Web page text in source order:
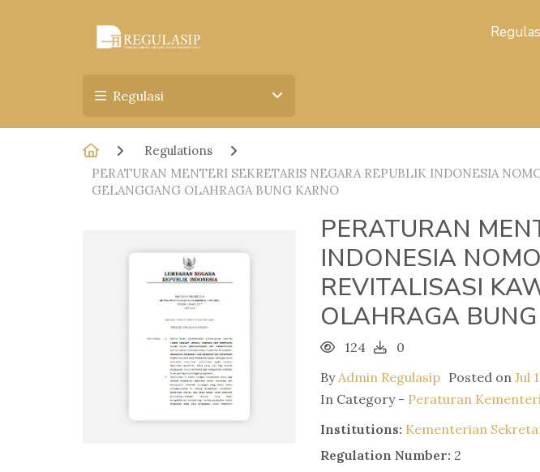
Regulasi
Regulations
PERATURAN MENTERI SEKRETARIS NEGARA REPUBLIK INDONESIA
GELANGGANG OLAHRAGA BUNG KARNO
PERATURAN
INDONESIA
REVITALISASI
OLAHRAGA
124
0
ByAdmin Regulasip Posted on Jul
In Category - Peraturan
Institutions: Kementerian
Regulation Number: 2